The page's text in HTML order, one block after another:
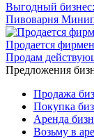
Выгодный
Пивоварня
Продается
Продам
Предложения
Продажа
Покупка
Аренда
Возьму в